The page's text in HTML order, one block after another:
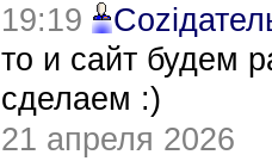
19:19
то и сайт будем
сделаем :)
21 апреля 2026